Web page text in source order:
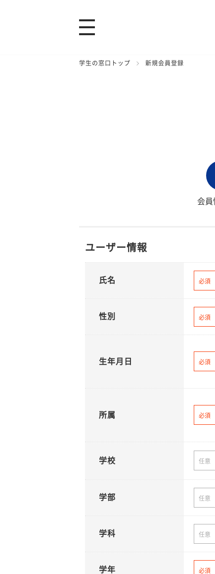
学生の窓口トップ 新規会員登録
会員
ユーザー情報
氏名 必須
性別 必須
生年月日 必須
所属 必須
学校 任意
学部 任意
学科 任意
学年 必須